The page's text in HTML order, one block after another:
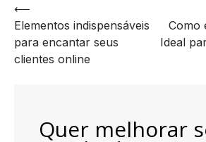
Navegação
de
artigos
⟵
Elementos indispensáveis
para encantar seus
clientes online
Como
Ideal
Quer melhorar